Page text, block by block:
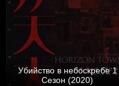
Убийство в небоскребе 1
Сезон (2020)